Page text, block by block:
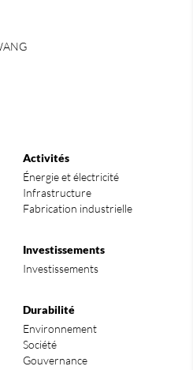
Activités
Énergie et électricité
Infrastructure
Fabrication industrielle
Investissements
Investissements
Durabilité
Environnement
Société
Gouvernance